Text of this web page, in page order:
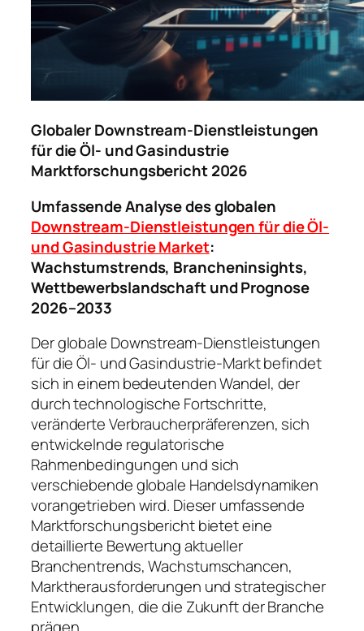
Globaler Downstream-Dienstleistungen
für die Öl- und Gasindustrie
Marktforschungsbericht 2026
Umfassende Analyse des globalen
Downstream-Dienstleistungen für die Öl-
und Gasindustrie Market:
Wachstumstrends, Brancheninsights,
Wettbewerbslandschaft und Prognose
2026–2033
Der globale Downstream-Dienstleistungen
für die Öl- und Gasindustrie-Markt befindet
sich in einem bedeutenden Wandel, der
durch technologische Fortschritte,
veränderte Verbraucherpräferenzen, sich
entwickelnde regulatorische
Rahmenbedingungen und sich
verschiebende globale Handelsdynamiken
vorangetrieben wird. Dieser umfassende
Marktforschungsbericht bietet eine
detaillierte Bewertung aktueller
Branchentrends, Wachstumschancen,
Marktherausforderungen und strategischer
Entwicklungen, die die Zukunft der Branche